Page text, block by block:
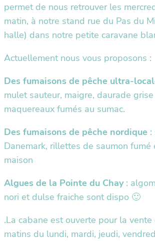
permet de nous retrouver les
matin, à notre stand rue du Pas du
halle) dans notre petite caravane
Actuellement nous vous proposons :
Des fumaisons de pêche ultra-
mulet sauteur, maigre, daurade
maquereaux fumés au sumac.
Des fumaisons de pêche nordique :
Danemark, rillettes de saumon
maison
Algues de la Pointe du Chay:
nori et dulse fraiche sont dispo 🙂
.La cabane est ouverte pour la
matins du lundi, mardi, jeudi,